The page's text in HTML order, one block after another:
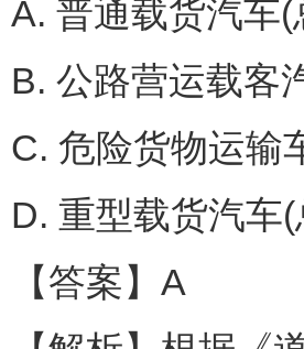
A. 普通载货汽车
B. 公路营运载客
C. 危险货物运输
D. 重型载货汽车
【答案】A